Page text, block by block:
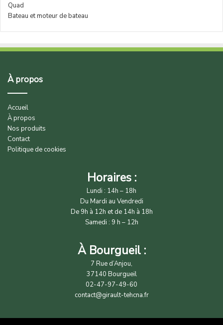
Quad
Bateau et moteur de bateau
À propos
Accueil
À propos
Nos produits
Contact
Politique de cookies
Horaires :
Lundi : 14h – 18h
Du Mardi au Vendredi
De 9h à 12h et de 14h à 18h
Samedi : 9 h – 12h
À Bourgueil :
7 Rue d’Anjou,
37140 Bourgueil
02-47-97-49-60
contact@girault-tehcna.fr